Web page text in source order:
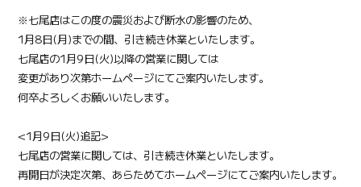
※七尾店はこの度の震災および断水の影響のため、
1月8日(月)までの間、引き続き休業といたします。
七尾店の1月9日(火)以降の営業に関しては
変更があり次第ホームページにてご案内いたします。
何卒よろしくお願いいたします。
<1月9日(火)追記>
七尾店の営業に関しては、引き続き休業といたします。
再開日が決定次第、あらためてホームページにてご案内いたします。